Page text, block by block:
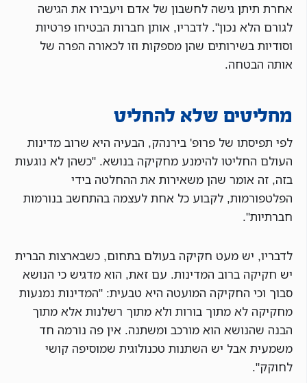
אחרת תיתן גישה לחשבון של אדם ויעבירו את הגישה
לגורם הלא נכון". לדבריו, אותן חברות הבטיחו פרטיות
וסודיות בשירותים שהן מספקות וזו לכאורה הפרה של
אותה הבטחה.
מחליטים שלא להחליט
לפי תפיסתו של פרופ' בירנהק, הבעיה היא שרוב מדינות
העולם החליטו להימנע מחקיקה בנושא. "כשהן לא נוגעות
בזה, זה אומר שהן משאירות את ההחלטה בידי
הפלטפורמות, לקבוע כל אחת לעצמה בהתחשב בנורמות
חברתיות".
לדבריו, יש מעט חקיקה בעולם בתחום, כשבארצות הברית
יש חקיקה ברוב המדינות. עם זאת, הוא מדגיש כי הנושא
סבוך וכי החקיקה המועטה היא טבעית: "המדינות נמנעות
מחקיקה לא מתוך בורות ולא מתוך רשלנות אלא מתוך
הבנה שהנושא הוא מורכב ומשתנה. אין פה נורמה חד
משמעית אבל יש השתנות טכנולוגית שמוסיפה קושי
לחוקק".